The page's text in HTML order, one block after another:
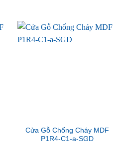
Cửa Gỗ Chống Cháy MDF
P1R4-C1-a-SGD